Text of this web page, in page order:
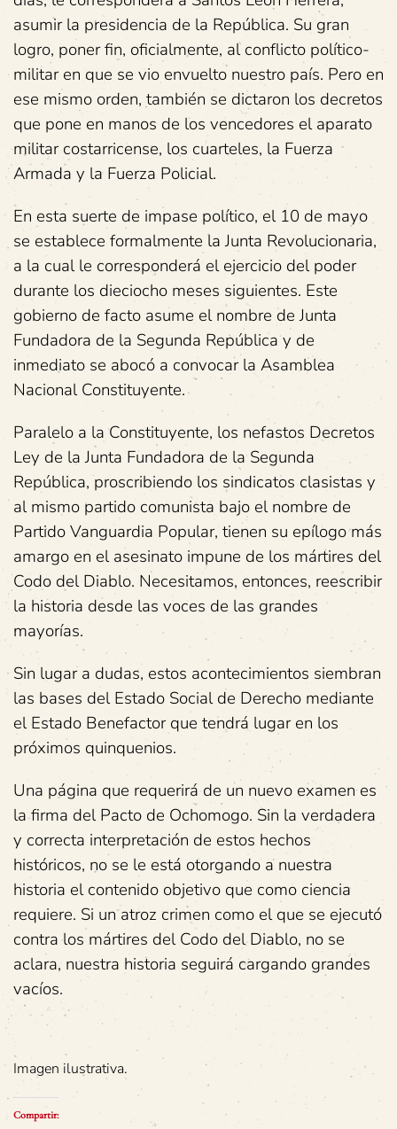
asumir la presidencia de la República. Su gran
logro, poner fin, oficialmente, al conflicto político-
militar en que se vio envuelto nuestro país. Pero en
ese mismo orden, también se dictaron los decretos
que pone en manos de los vencedores el aparato
militar costarricense, los cuarteles, la Fuerza
Armada y la Fuerza Policial.
En esta suerte de impase político, el 10 de mayo
se establece formalmente la Junta Revolucionaria,
a la cual le corresponderá el ejercicio del poder
durante los dieciocho meses siguientes. Este
gobierno de facto asume el nombre de Junta
Fundadora de la Segunda República y de
inmediato se abocó a convocar la Asamblea
Nacional Constituyente.
Paralelo a la Constituyente, los nefastos Decretos
Ley de la Junta Fundadora de la Segunda
República, proscribiendo los sindicatos clasistas y
al mismo partido comunista bajo el nombre de
Partido Vanguardia Popular, tienen su epílogo más
amargo en el asesinato impune de los mártires del
Codo del Diablo. Necesitamos, entonces, reescribir
la historia desde las voces de las grandes
mayorías.
Sin lugar a dudas, estos acontecimientos siembran
las bases del Estado Social de Derecho mediante
el Estado Benefactor que tendrá lugar en los
próximos quinquenios.
Una página que requerirá de un nuevo examen es
la firma del Pacto de Ochomogo. Sin la verdadera
y correcta interpretación de estos hechos
históricos, no se le está otorgando a nuestra
historia el contenido objetivo que como ciencia
requiere. Si un atroz crimen como el que se ejecutó
contra los mártires del Codo del Diablo, no se
aclara, nuestra historia seguirá cargando grandes
vacíos.
Imagen ilustrativa.
Compartir: